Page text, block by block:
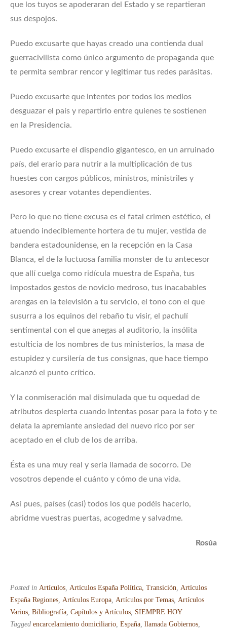
que los tuyos se apoderaran del Estado y se repartieran
sus despojos.
Puedo excusarte que hayas creado una contienda dual
guerracivilista como único argumento de propaganda que
te permita sembrar rencor y legitimar tus redes parásitas.
Puedo excusarte que intentes por todos los medios
desguazar el país y repartirlo entre quienes te sostienen
en la Presidencia.
Puedo excusarte el dispendio gigantesco, en un arruinado
país, del erario para nutrir a la multiplicación de tus
huestes con cargos públicos, ministros, ministriles y
asesores y crear votantes dependientes.
Pero lo que no tiene excusa es el fatal crimen estético, el
atuendo indeciblemente hortera de tu mujer, vestida de
bandera estadounidense, en la recepción en la Casa
Blanca, el de la luctuosa familia monster de tu antecesor
que allí cuelga como ridícula muestra de España, tus
impostados gestos de novicio medroso, tus inacabables
arengas en la televisión a tu servicio, el tono con el que
susurra a los equinos del rebaño tu visir, el pachulí
sentimental con el que anegas al auditorio, la insólita
estulticia de los nombres de tus ministerios, la masa de
estupidez y cursilería de tus consignas, que hace tiempo
alcanzó el punto crítico.
Y la conmiseración mal disimulada que tu oquedad de
atributos despierta cuando intentas posar para la foto y te
delata la apremiante ansiedad del nuevo rico por ser
aceptado en el club de los de arriba.
Ésta es una muy real y seria llamada de socorro. De
vosotros depende el cuánto y cómo de una vida.
Así pues, países (casi) todos los que podéis hacerlo,
abridme vuestras puertas, acogedme y salvadme.
Rosúa
Posted in Artículos, Artículos España Política, Transición, Artículos
España Regiones, Artículos Europa, Artículos por Temas, Artículos
Varios, Bibliografía, Capítulos y Artículos, SIEMPRE HOY
Tagged encarcelamiento domiciliario, España, llamada Gobiernos,